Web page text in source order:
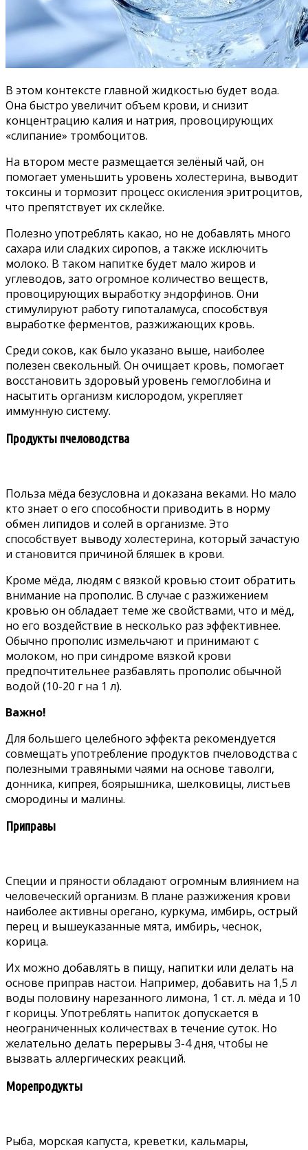
В этом контексте главной жидкостью будет вода.
Она быстро увеличит объем крови, и снизит
концентрацию калия и натрия, провоцирующих
«слипание» тромбоцитов.
На втором месте размещается зелёный чай, он
помогает уменьшить уровень холестерина, выводит
токсины и тормозит процесс окисления эритроцитов,
что препятствует их склейке.
Полезно употреблять какао, но не добавлять много
сахара или сладких сиропов, а также исключить
молоко. В таком напитке будет мало жиров и
углеводов, зато огромное количество веществ,
провоцирующих выработку эндорфинов. Они
стимулируют работу гипоталамуса, способствуя
выработке ферментов, разжижающих кровь.
Среди соков, как было указано выше, наиболее
полезен свекольный. Он очищает кровь, помогает
восстановить здоровый уровень гемоглобина и
насытить организм кислородом, укрепляет
иммунную систему.
Продукты пчеловодства
Польза мёда безусловна и доказана веками. Но мало
кто знает о его способности приводить в норму
обмен липидов и солей в организме. Это
способствует выводу холестерина, который зачастую
и становится причиной бляшек в крови.
Кроме мёда, людям с вязкой кровью стоит обратить
внимание на прополис. В случае с разжижением
кровью он обладает теме же свойствами, что и мёд,
но его воздействие в несколько раз эффективнее.
Обычно прополис измельчают и принимают с
молоком, но при синдроме вязкой крови
предпочтительнее разбавлять прополис обычной
водой (10-20 г на 1 л).
Важно!
Для большего целебного эффекта рекомендуется
совмещать употребление продуктов пчеловодства с
полезными травяными чаями на основе таволги,
донника, кипрея, боярышника, шелковицы, листьев
смородины и малины.
Приправы
Специи и пряности обладают огромным влиянием на
человеческий организм. В плане разжижения крови
наиболее активны орегано, куркума, имбирь, острый
перец и вышеуказанные мята, имбирь, чеснок,
корица.
Их можно добавлять в пищу, напитки или делать на
основе приправ настои. Например, добавить на 1,5 л
воды половину нарезанного лимона, 1 ст. л. мёда и 10
г корицы. Употреблять напиток допускается в
неограниченных количествах в течение суток. Но
желательно делать перерывы 3-4 дня, чтобы не
вызвать аллергических реакций.
Морепродукты
Рыба, морская капуста, креветки, кальмары,